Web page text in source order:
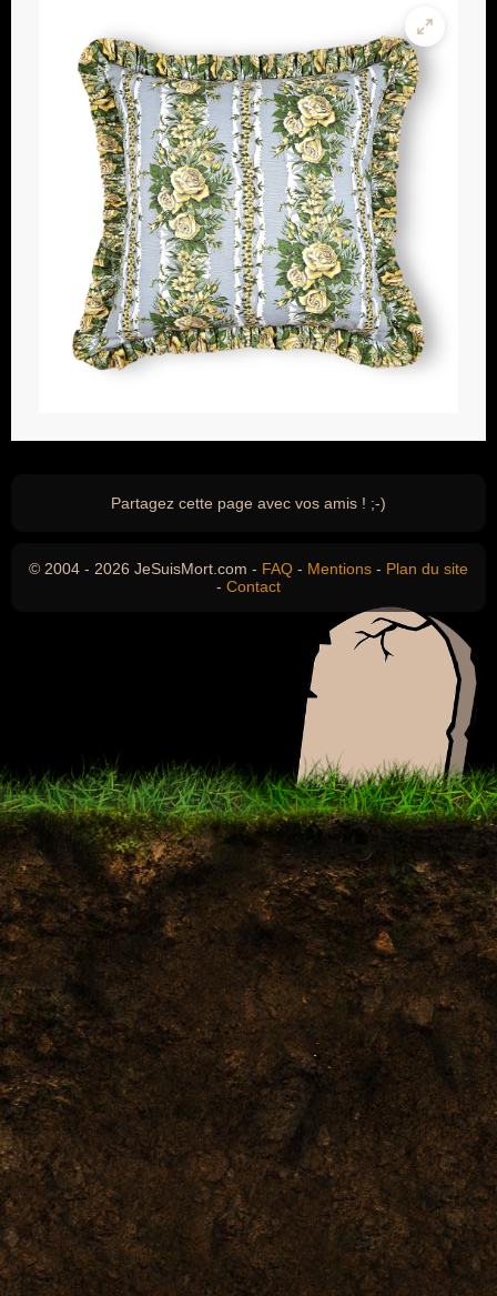
Partagez cette page avec vos amis ! ;-)
© 2004 - 2026 JeSuisMort.com - FAQ - Mentions - Plan du site
- Contact